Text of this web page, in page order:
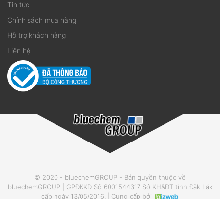
Tin tức
Chính sách mua hàng
Hỗ trợ khách hàng
Liên hệ
© 2020 - bluechemGROUP - Bản quyền thuộc về
bluechemGROUP | GPĐKKD Số 6001544317 Sở KH&ĐT tỉnh Đăk Lăk
cấp ngày 13/05/2016. | Cung cấp bởi